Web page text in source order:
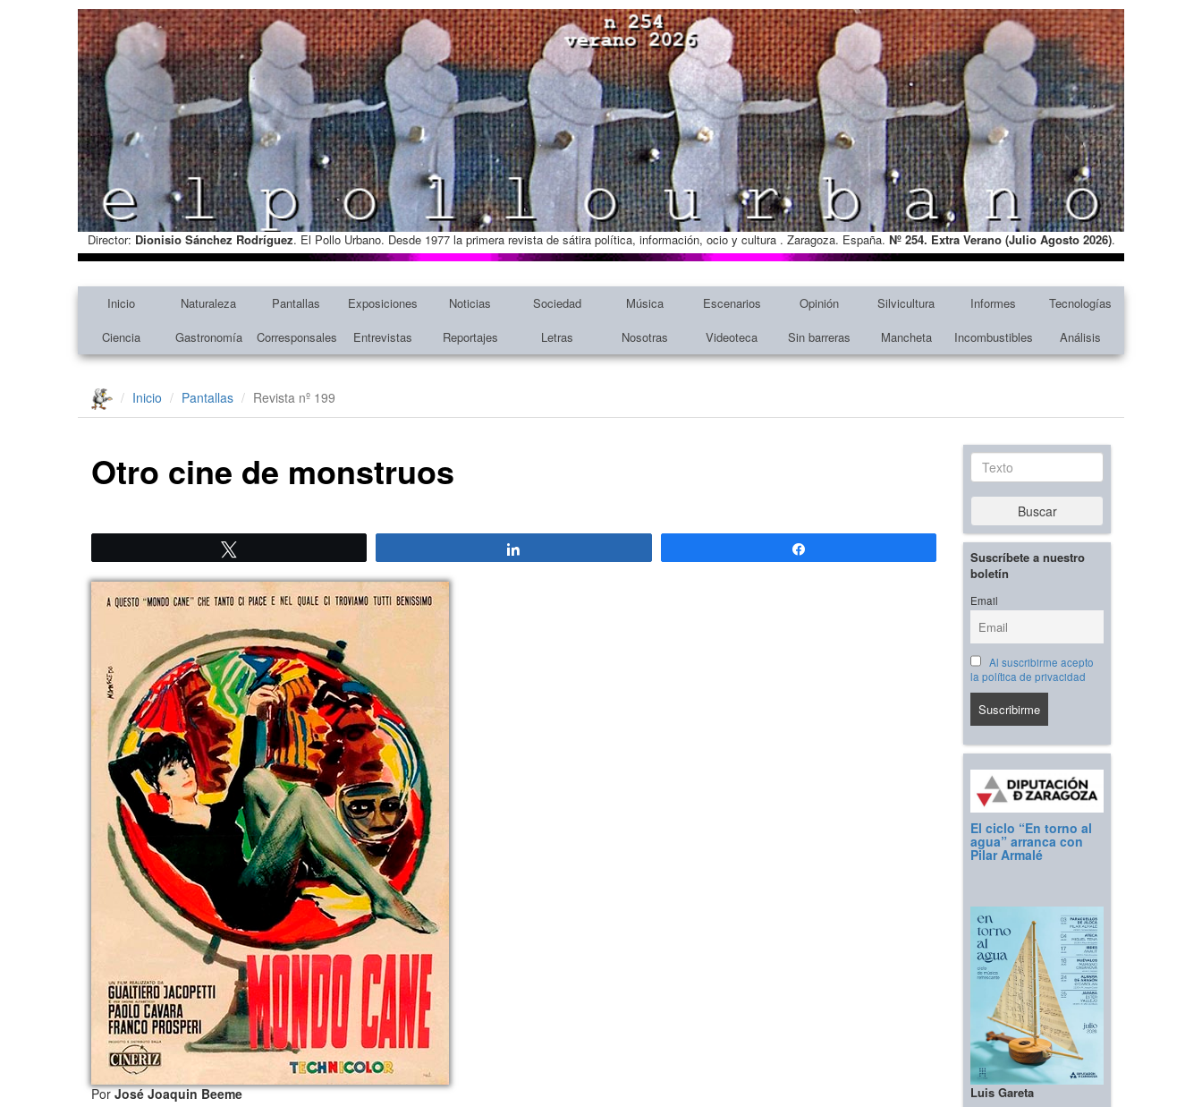
Director: Dionisio Sánchez Rodríguez. El Pollo Urbano. Desde 1977 la primera revista de sátira política, información, ocio y cultura . Zaragoza. España. Nº 254. Extra Verano (Julio Agosto 2026).
Inicio Naturaleza Pantallas Exposiciones Noticias Sociedad Música Escenarios Opinión Silvicultura Informes
Tecnologías
Ciencia
Gastronomía Corresponsales Entrevistas Reportajes Letras Nosotras Videoteca Sin barreras Mancheta Incombustibles Análisis
Inicio Pantallas Revista nº 199
Otro cine de monstruos
PorJosé Joaquin Beeme
Texto
Buscar
Suscríbete a nuestro
boletín
Email
Al suscribirme acepto
la política de privacidad
El ciclo “En torno al
agua” arranca con
Pilar Armalé
Luis Gareta